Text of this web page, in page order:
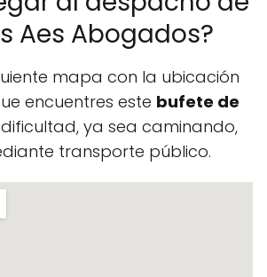
Aes Abogados?
mapa con la ubicación
encuentres este bufete de
ya sea caminando,
transporte público.